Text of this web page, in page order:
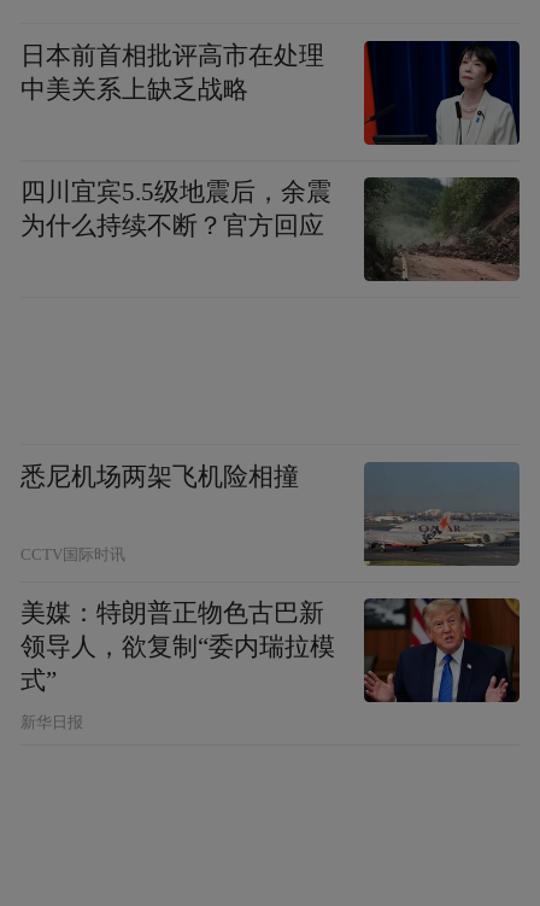
日本前首相批评高市在处理
中美关系上缺乏战略
四川宜宾5.5级地震后，余震
为什么持续不断？官方回应
悉尼机场两架飞机险相撞
CCTV国际时讯
美媒：特朗普正物色古巴新
领导人，欲复制“委内瑞拉模
式”
新华日报